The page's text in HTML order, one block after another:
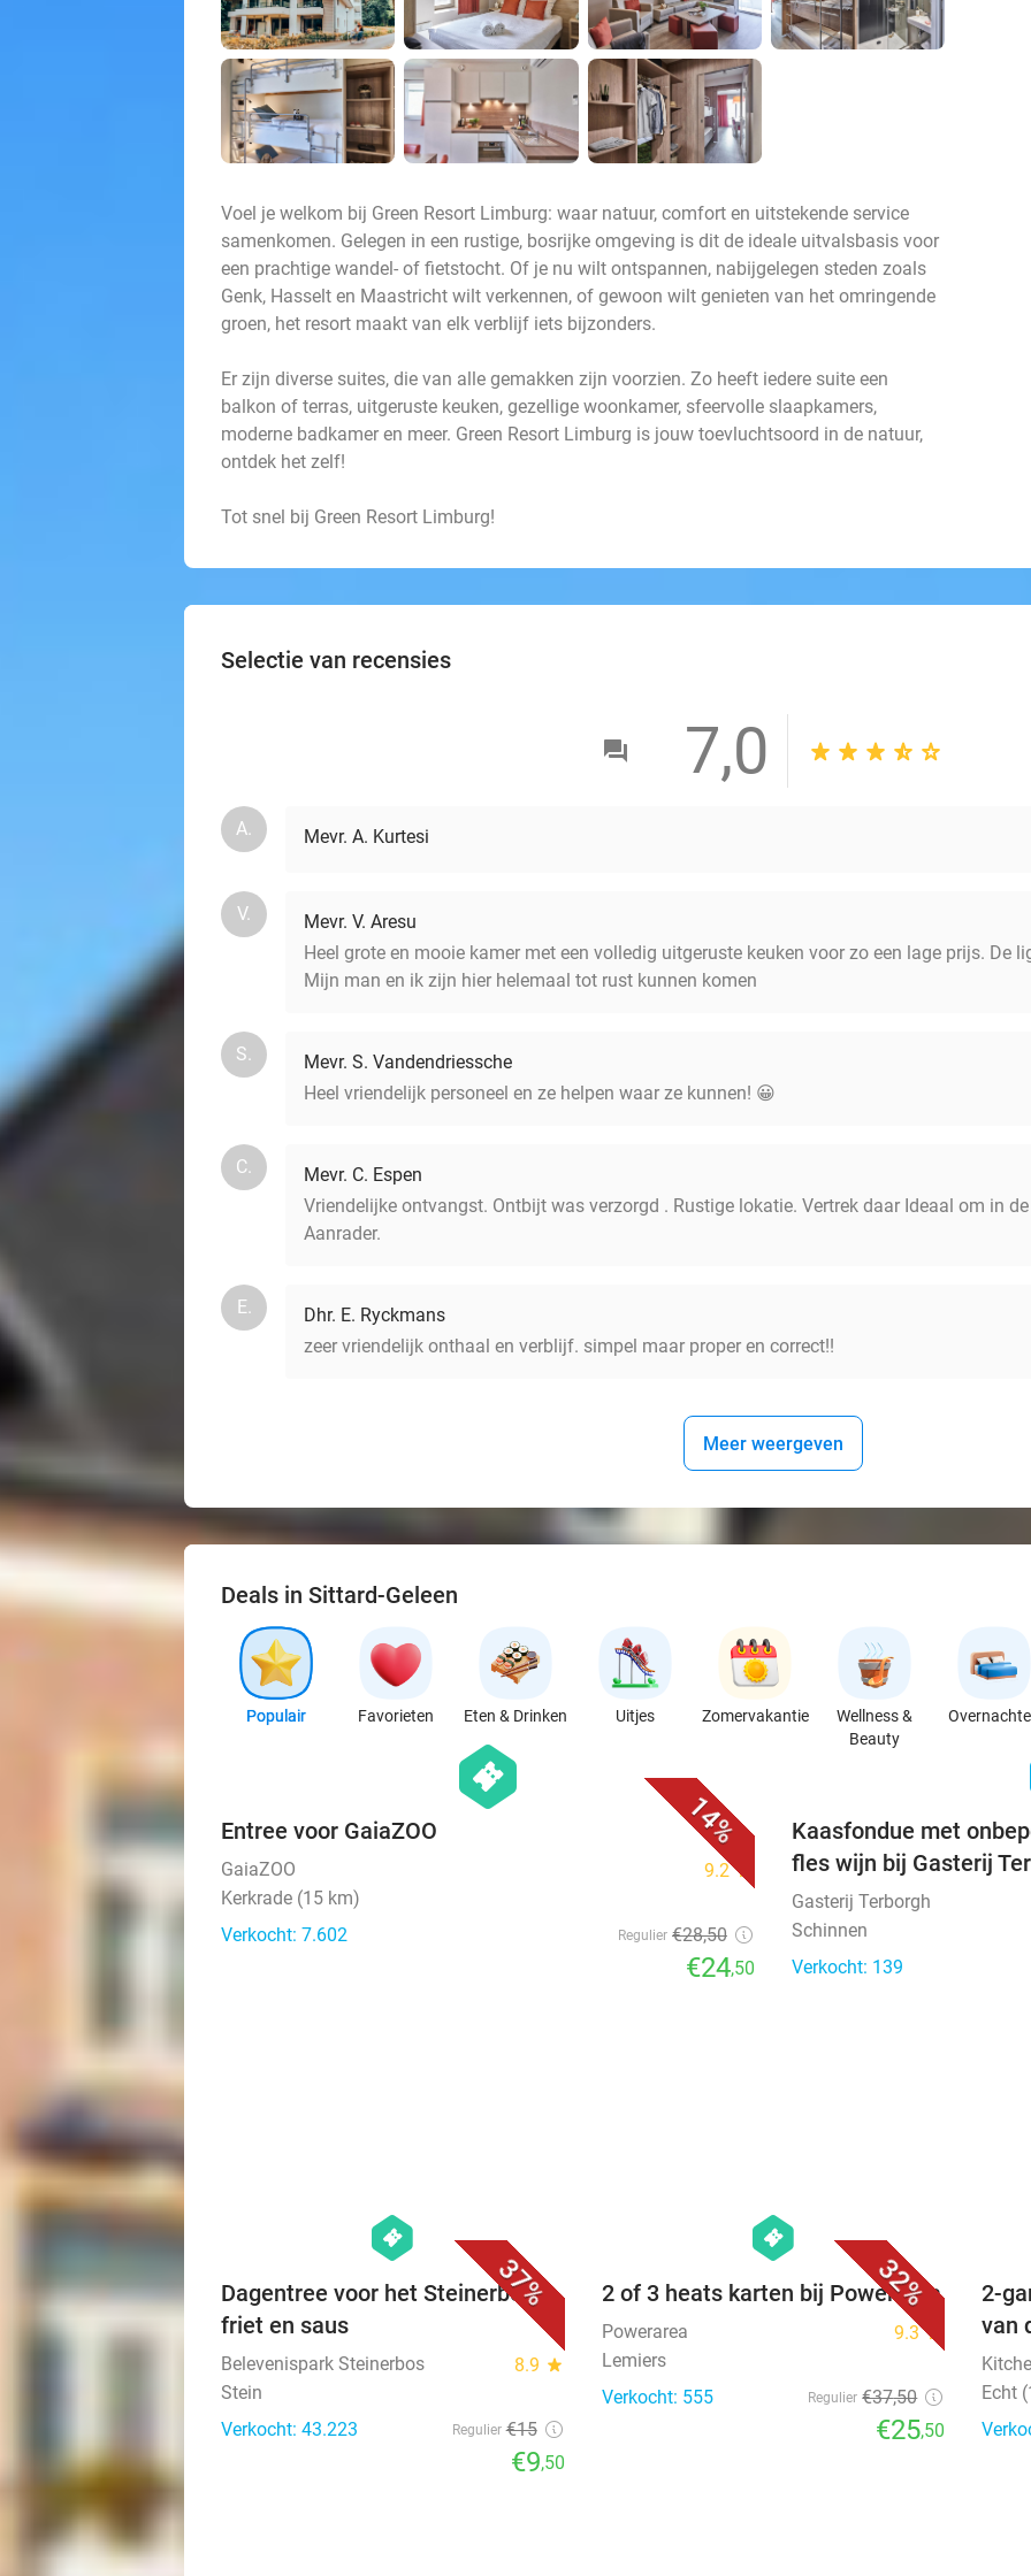
Voel je welkom bij Green Resort Limburg: waar natuur, comfort en uitstekende service
samenkomen. Gelegen in een rustige, bosrijke omgeving is dit de ideale uitvalsbasis voor
een prachtige wandel- of fietstocht. Of je nu wilt ontspannen, nabijgelegen steden zoals
Genk, Hasselt en Maastricht wilt verkennen, of gewoon wilt genieten van het omringende
groen, het resort maakt van elk verblijf iets bijzonders.
Er zijn diverse suites, die van alle gemakken zijn voorzien. Zo heeft iedere suite een
balkon of terras, uitgeruste keuken, gezellige woonkamer, sfeervolle slaapkamers,
moderne badkamer en meer. Green Resort Limburg is jouw toevluchtsoord in de natuur,
ontdek het zelf!
Tot snel bij Green Resort Limburg!
Selectie van recensies
7,0
A. Mevr. A. Kurtesi
V.
Mevr. V. Aresu
Heel grote en mooie kamer met een volledig uitgeruste keuken voor zo een lage prijs. De
Mijn man en ik zijn hier helemaal tot rust kunnen komen
S.
Mevr. S. Vandendriessche
Heel vriendelijk personeel en ze helpen waar ze kunnen! 😀
C.
Mevr. C. Espen
Vriendelijke ontvangst. Ontbijt was verzorgd . Rustige lokatie. Vertrek daar Ideaal om in
Aanrader.
E.
Dhr. E. Ryckmans
zeer vriendelijk onthaal en verblijf. simpel maar proper en correct!!
Meer weergeven
Deals in Sittard-Geleen
Populair Favorieten Eten & Drinken Uitjes Zomervakantie
Wellness &
Beauty
14%
hexagon
events
Entree voor GaiaZOO
GaiaZOO 9.2star
Kerkrade (15 km)
Verkocht: 7.602
Regulier €28,50
€24,50
Kaasfondue met
fles wijn bij Gasterij
Gasterij Terborgh
Schinnen
Verkocht: 139
37%
hexagon
events
Dagentree voor het Steinerbos +
friet en saus
Belevenispark Steinerbos 8.9 star
Stein
Verkocht: 43.223
Regulier €15
€9,50
32%
hexagon
events
2 of 3 heats karten bij Powerarea
Powerarea 9.3star
Lemiers
Verkocht: 555
Regulier €37,50
€25,50
2-
van
Echt